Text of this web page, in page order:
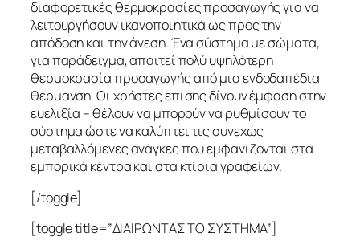
διαφορετικές θερμοκρασίες προσαγωγής για να
λειτουργήσουν ικανοποιητικά ως προς την
απόδοση και την άνεση. Ένα σύστημα με σώματα,
για παράδειγμα, απαιτεί πολύ υψηλότερη
θερμοκρασία προσαγωγής από μια ενδοδαπέδια
θέρμανση. Οι χρήστες επίσης δίνουν έμφαση στην
ευελιξία – θέλουν να μπορούν να ρυθμίσουν το
σύστημα ώστε να καλύπτει τις συνεχώς
μεταβαλλόμενες ανάγκες που εμφανίζονται στα
εμπορικά κέντρα και στα κτίρια γραφείων.
[/toggle]
[toggle title=”ΔΙΑΙΡΩΝΤΑΣ ΤΟ ΣΥΣΤΗΜΑ”]